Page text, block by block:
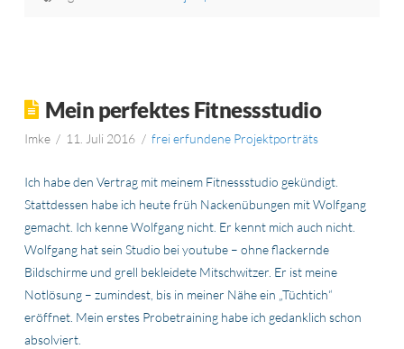
Mein perfektes Fitnessstudio
Imke 11. Juli 2016 frei erfundene Projektporträts
Ich habe den Vertrag mit meinem Fitnessstudio gekündigt.
Stattdessen habe ich heute früh Nackenübungen mit Wolfgang
gemacht. Ich kenne Wolfgang nicht. Er kennt mich auch nicht.
Wolfgang hat sein Studio bei youtube – ohne flackernde
Bildschirme und grell bekleidete Mitschwitzer. Er ist meine
Notlösung – zumindest, bis in meiner Nähe ein „Tüchtich“
eröffnet. Mein erstes Probetraining habe ich gedanklich schon
absolviert.